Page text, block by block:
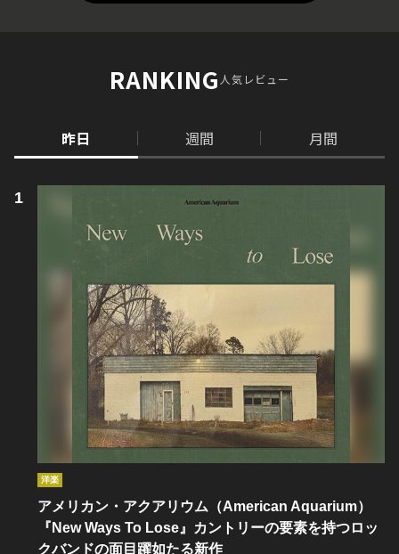
RANKING人気レビュー
昨日 週間 月間
洋楽
アメリカン・アクアリウム（American Aquarium）
『New Ways To Lose』カントリーの要素を持つロッ
クバンドの面目躍如たる新作